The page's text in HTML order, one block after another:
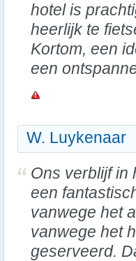
hotel is
heerlijk te
Kortom, een
een
W. Luykenaar
Ons verblijf in
een
vanwege het
vanwege het
geserveerd.